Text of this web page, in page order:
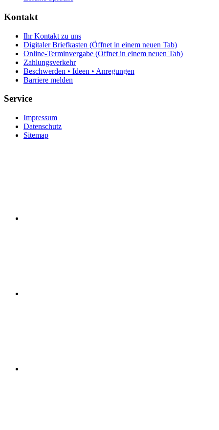
Kontakt
Ihr Kontakt zu uns
Digitaler Briefkasten (Öffnet in einem neuen Tab)
Online-Terminvergabe (Öffnet in einem neuen Tab)
Zahlungsverkehr
Beschwerden • Ideen • Anregungen
Barriere melden
Service
Impressum
Datenschutz
Sitemap